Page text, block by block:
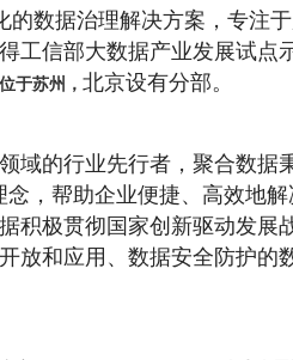
的数据治理解决方案，专注
工信部大数据产业发展试点
于苏州， 北京设有分部。
域的行业先行者，聚合数据
念，帮助企业便捷、高效地
积极贯彻国家创新驱动发展
放和应用、数据安全防护的